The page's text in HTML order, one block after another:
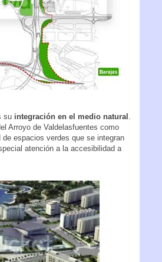
su integración en el medio natural
Arroyo de Valdelasfuentes como
espacios verdes que se integran
atención a la accesibilidad a